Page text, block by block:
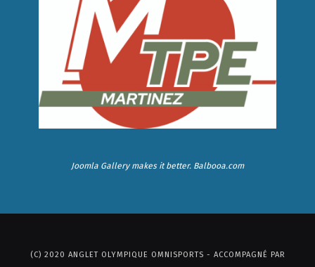
Joomla Gallerymakes it better. Balbooa.com
(C) 2020 ANGLET OLYMPIQUE OMNISPORTS - ACCOMPAGNÉ PAR